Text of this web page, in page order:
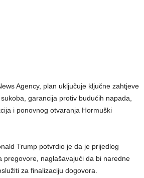
Agency, plan uključuje ključne zahtjeve
garancija protiv budućih napada,
i ponovnog otvaranja Hormuški
Trump potvrdio je da je prijedlog
pregovore, naglašavajući da bi naredne
za finalizaciju dogovora.